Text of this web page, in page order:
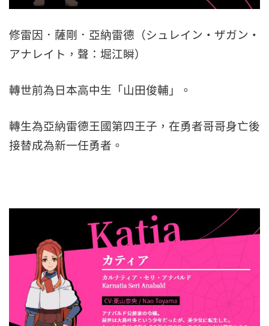
修雷因．薩剛．亞納雷德（シュレイン・ザガン・
アナレイト，聲：堀江瞬）
轉世前為日本高中生「山田俊輔」。
轉生為亞納雷德王國第四王子，在勇者哥哥身亡後
接替成為新一任勇者。